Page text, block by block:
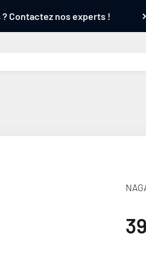
? Contactez nos experts !